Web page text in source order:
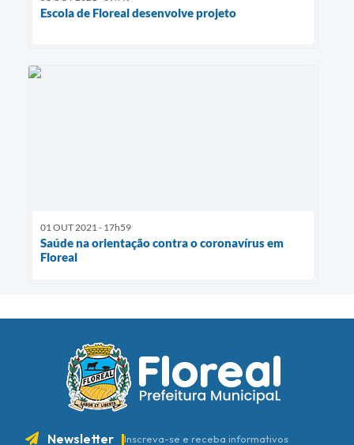
Escola de Floreal desenvolve projeto
01 OUT 2021 - 17h59
Saúde na orientação contra o coronavírus em
Floreal
Newsletter Inscreva-se e receba informativos